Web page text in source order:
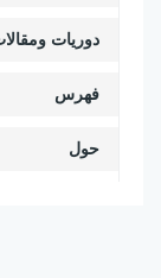
دوريات
فهرس
حول